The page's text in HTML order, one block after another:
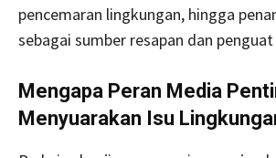
pencemaran lingkungan, hingga
sebagai sumber resapan dan
Mengapa Peran Media
Menyuarakan Isu